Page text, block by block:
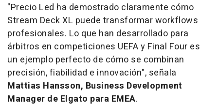
"Precio Led ha demostrado claramente cómo
Stream Deck XL puede transformarworkflows
profesionales. Lo que han desarrollado para
árbitros en competiciones UEFA y Final Four es
un ejemplo perfecto de cómo se combinan
precisión, fiabilidad e innovación", señala
Mattias Hansson, Business Development
Manager de Elgato para EMEA.